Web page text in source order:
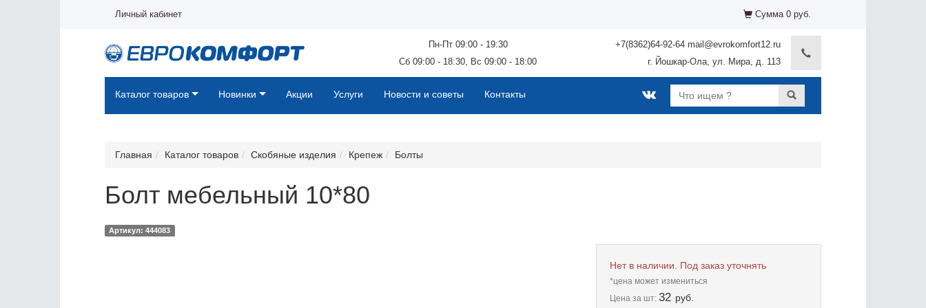
Личный кабинет Сумма 0 руб.
Пн-Пт 09:00 - 19:30
Сб 09:00 - 18:30, Вс 09:00 - 18:00
+7(8362)64-92-64 mail@evrokomfort12.ru
г. Йошкар-Ола, ул. Мира, д. 113
Каталог товаров Новинки Акции Услуги Новости и советы Контакты
Главная Каталог товаров Скобяные изделия Крепеж Болты
Болт мебельный 10*80
Артикул: 444083
Нет в наличии. Под заказ уточнять
*цена может измениться
Цена за шт:32 руб.